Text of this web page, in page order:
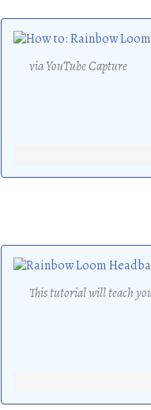
via YouTube Capture
This tutorial will teach